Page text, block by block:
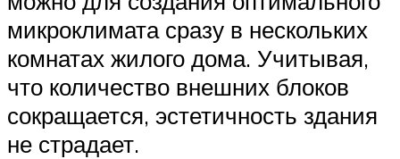
микроклимата сразу в нескольких
комнатах жилого дома. Учитывая,
что количество внешних блоков
сокращается, эстетичность здания
не страдает.